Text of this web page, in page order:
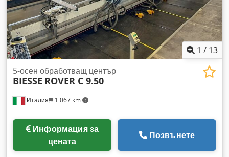
1 / 13
Италия 1 067 km
5-осен обработващ център
BIESSE ROVER C 9.50
Информация за
цената
Позвънете